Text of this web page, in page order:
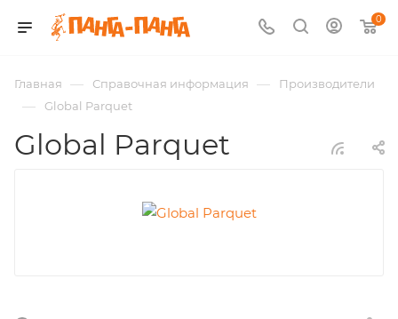
0
Главная — Справочная информация — Производители
— Global Parquet
Global Parquet